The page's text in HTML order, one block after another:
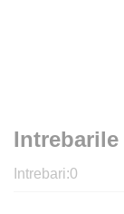
Intrebari:0